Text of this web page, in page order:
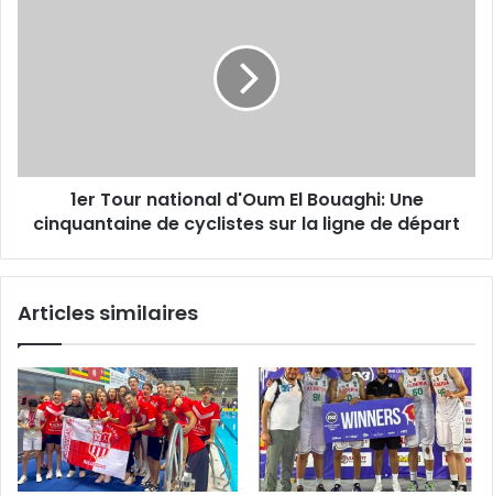
de
cyclistes
sur
départ
1er Tour national d'Oum El Bouaghi: Une
cinquantaine de cyclistes sur la ligne de départ
Articles similaires